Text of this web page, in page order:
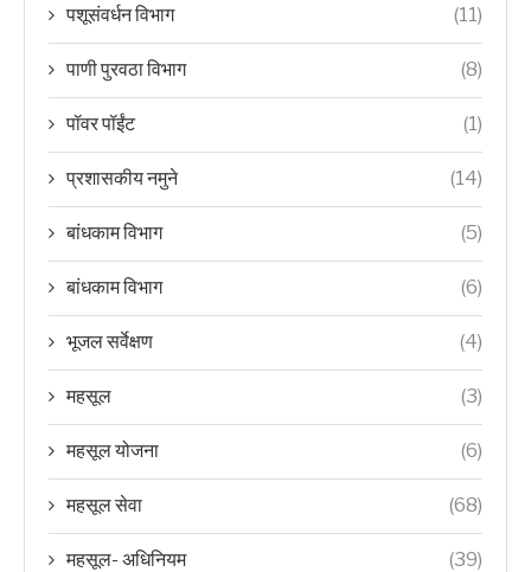
पशूसंवर्धन विभाग (11)
पाणी पुरवठा विभाग (8)
पॉवर पॉईंट (1)
प्रशासकीय नमुने (14)
बांधकाम विभाग (5)
बांधकाम विभाग (6)
भूजल सर्वेक्षण (4)
महसूल (3)
महसूल योजना (6)
महसूल सेवा (68)
महसूल- अधिनियम (39)